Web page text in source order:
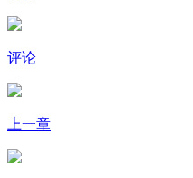
评论
上一章